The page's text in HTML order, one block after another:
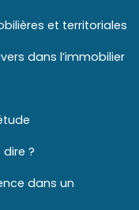
et territoriales
dans l’immobilier
?
dans un